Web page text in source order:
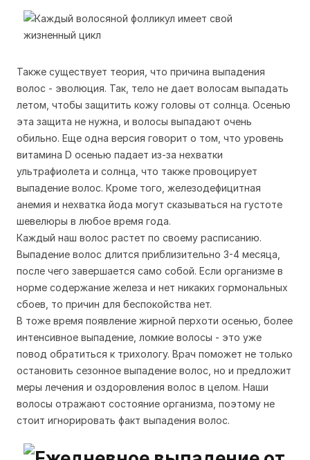
Также существует теория, что причина выпадения
волос - эволюция. Так, тело не дает волосам выпадать
летом, чтобы защитить кожу головы от солнца. Осенью
эта защита не нужна, и волосы выпадают очень
обильно. Еще одна версия говорит о том, что уровень
витамина D осенью падает из-за нехватки
ультрафиолета и солнца, что также провоцирует
выпадение волос. Кроме того, железодефицитная
анемия и нехватка йода могут сказываться на густоте
шевелюры в любое время года.
Каждый наш волос растет по своему расписанию.
Выпадение волос длится приблизительно 3-4 месяца,
после чего завершается само собой. Если организме в
норме содержание железа и нет никаких гормональных
сбоев, то причин для беспокойства нет.
В тоже время появление жирной перхоти осенью, более
интенсивное выпадение, ломкие волосы - это уже
повод обратиться к трихологу. Врач поможет не только
остановить сезонное выпадение волос, но и предложит
меры лечения и оздоровления волос в целом. Наши
волосы отражают состояние организма, поэтому не
стоит игнорировать факт выпадения волос.